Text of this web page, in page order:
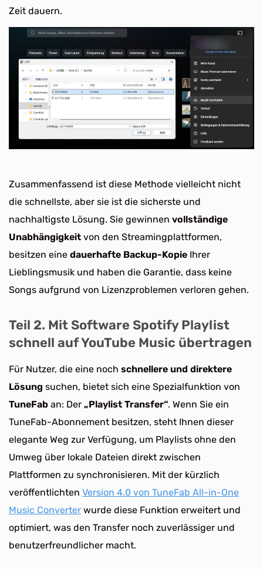
Zeit dauern.
Zusammenfassend ist diese Methode vielleicht nicht
die schnellste, aber sie ist die sicherste und
nachhaltigste Lösung. Sie gewinnen vollständige
Unabhängigkeit von den Streamingplattformen,
besitzen eine dauerhafte Backup-Kopie Ihrer
Lieblingsmusik und haben die Garantie, dass keine
Songs aufgrund von Lizenzproblemen verloren gehen.
Teil 2. Mit Software Spotify Playlist
schnell auf YouTube Music übertragen
Für Nutzer, die eine noch schnellere und direktere
Lösung suchen, bietet sich eine Spezialfunktion von
TuneFab an: Der „Playlist Transfer“. Wenn Sie ein
TuneFab-Abonnement besitzen, steht Ihnen dieser
elegante Weg zur Verfügung, um Playlists ohne den
Umweg über lokale Dateien direkt zwischen
Plattformen zu synchronisieren. Mit der kürzlich
veröffentlichten Version 4.0 von TuneFab All-in-One
Music Converter wurde diese Funktion erweitert und
optimiert, was den Transfer noch zuverlässiger und
benutzerfreundlicher macht.